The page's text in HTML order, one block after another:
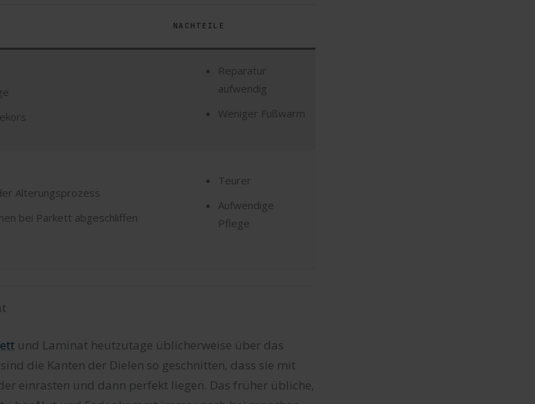
NACHTEILE
Reparatur
aufwendig
Weniger Fußwarm
Alterungsprozess
bei Parkett abgeschliffen
Teurer
Aufwendige
Pflege
und Laminat heutzutage üblicherweise über das
die Kanten der Dielen so geschnitten, dass sie mit
einrasten und dann perfekt liegen. Das früher übliche,